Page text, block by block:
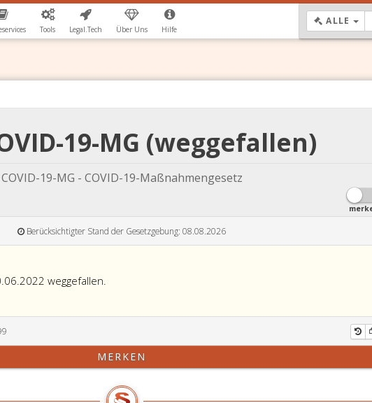
Tools Legal.Tech Über Uns Hilfe
ALLE
19-MG (weggefallen)
COVID-19-MG - COVID-19-Maßnahmengesetz
Berücksichtigter Stand der Gesetzgebung: 08.08.2026
weggefallen.
MERKEN